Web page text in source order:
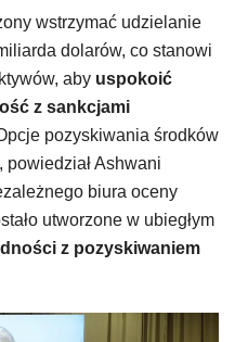
wstrzymać udzielanie
dolarów, co stanowi
aby uspokoić
z sankcjami
pozyskiwania środków
powiedział Ashwani
biura oceny
utworzone w ubiegłym
z pozyskiwaniem